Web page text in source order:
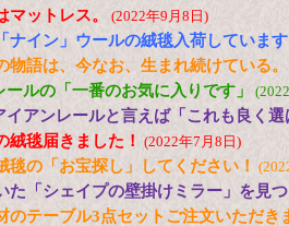
マットレス。 (2022年9月8日)
ナイン」ウールの絨毯入荷しています
物語は、今なお、生まれ続けている
ールの「一番のお気に入りです」
イアンレールと言えば「これも良く
絨毯届きました！ (2022年7月8日)
毯の「お宝探し」してください！
た「シェイプの壁掛けミラー」を見
のテーブル3点セットご注文いただき